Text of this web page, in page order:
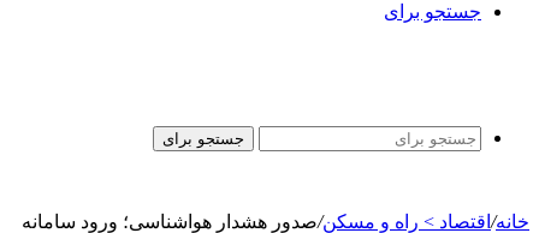
جستجو برای
جستجو برای
خانه/ اقتصاد > راه و مسکن/صدور هشدار هواشناسی؛ ورود سامانه